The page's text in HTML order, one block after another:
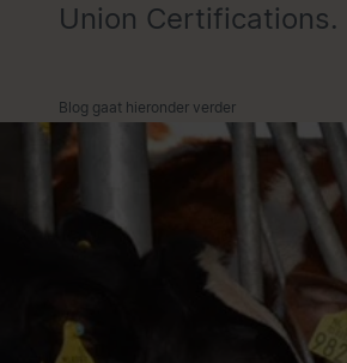
Union Certifications.
Blog gaat hieronder verder